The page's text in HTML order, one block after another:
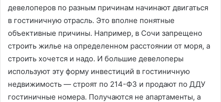
девелоперов по разным причинам начинают двигаться
в гостиничную отрасль. Это вполне понятные
объективные причины. Например, в Сочи запрещено
строить жилье на определенном расстоянии от моря, а
строить хочется и надо. И большие девелоперы
используют эту форму инвестиций в гостиничную
недвижимость — строят по 214-ФЗ и продают по ДДУ
гостиничные номера. Получаются не апартаменты, а